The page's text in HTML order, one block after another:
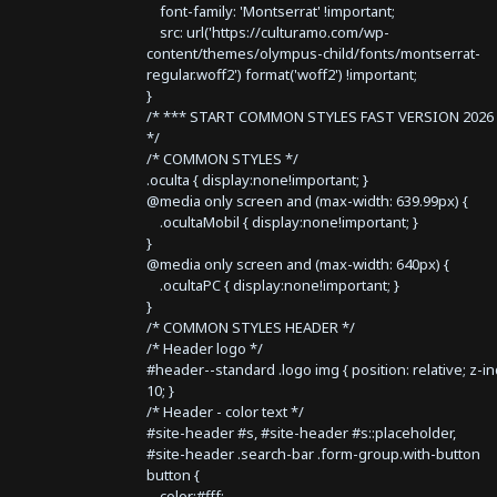
font-family: 'Montserrat' !important;
src: url('https://culturamo.com/wp-
content/themes/olympus-child/fonts/montserrat-
regular.woff2') format('woff2') !important;
}
/* *** START COMMON STYLES FAST VERSION
*/
/* COMMON STYLES */
.oculta { display:none!important; }
@media only screen and (max-width: 639.99px) {
.ocultaMobil { display:none!important; }
}
@media only screen and (max-width: 640px) {
.ocultaPC { display:none!important; }
}
/* COMMON STYLES HEADER */
/* Header logo */
#header--standard .logo img { position: relative; z-
10; }
/* Header - color text */
#site-header #s, #site-header #s::placeholder,
#site-header .search-bar .form-group.with-button
button {